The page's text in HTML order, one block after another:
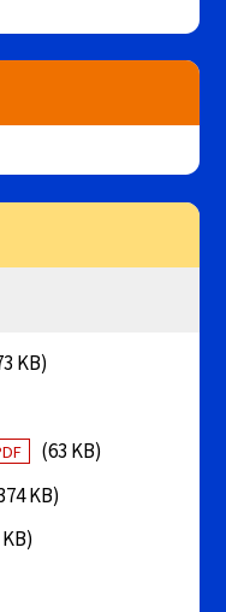
KB)
(63 KB)
KB)